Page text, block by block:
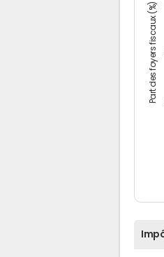
Part des foyers fiscaux (%)